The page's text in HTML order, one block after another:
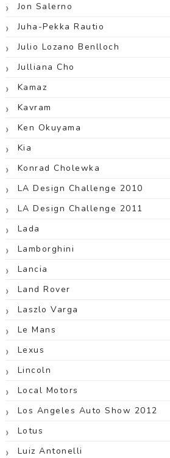
Jon Salerno
Juha-Pekka Rautio
Julio Lozano Benlloch
Julliana Cho
Kamaz
Kavram
Ken Okuyama
Kia
Konrad Cholewka
LA Design Challenge 2010
LA Design Challenge 2011
Lada
Lamborghini
Lancia
Land Rover
Laszlo Varga
Le Mans
Lexus
Lincoln
Local Motors
Los Angeles Auto Show 2012
Lotus
Luiz Antonelli